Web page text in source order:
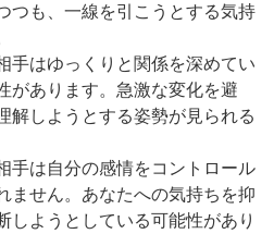
つも、一線を引こうとする気持
手はゆっくりと関係を深めてい
があります。急激な変化を避
解しようとする姿勢が見られる
手は自分の感情をコントロール
ません。あなたへの気持ちを抑
しようとしている可能性があり